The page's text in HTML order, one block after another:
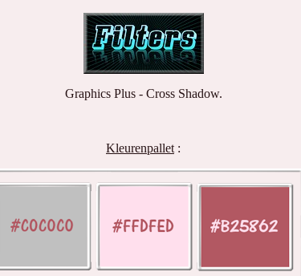
Graphics Plus - Cross Shadow.
Kleurenpallet :